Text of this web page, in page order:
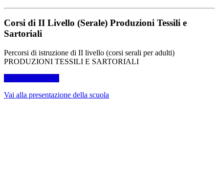
Corsi di II Livello (Serale) Produzioni Tessili e
Sartoriali
Percorsi di istruzione di II livello (corsi serali per adulti)
PRODUZIONI TESSILI E SARTORIALI
Per saperne di più
Vai alla presentazione della scuola